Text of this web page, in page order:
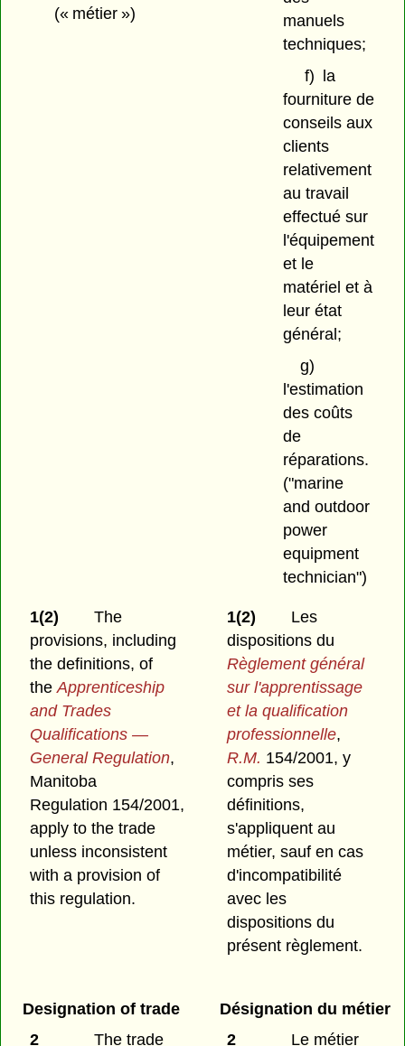
(« métier »)
manuels
techniques;
f)
la
fourniture de
conseils aux
clients
relativement
au travail
effectué sur
l'équipement
et le
matériel et à
leur état
général;
g)
l'estimation
des coûts
de
réparations.
("marine
and outdoor
power
equipment
technician")
1(2)
The
provisions, including
the definitions, of
theApprenticeship
and Trades
Qualifications —
General Regulation,
Manitoba
Regulation 154/2001,
apply to the trade
unless inconsistent
with a provision of
this regulation.
1(2)
Les
dispositions du
Règlement général
sur l'apprentissage
et la qualification
professionnelle,
R.M. 154/2001, y
compris ses
définitions,
s'appliquent au
métier, sauf en cas
d'incompatibilité
avec les
dispositions du
présent règlement.
Designation of trade
2
The trade
Désignation du métier
2
Le métier